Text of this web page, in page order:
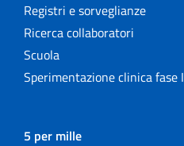
Registri e sorveglianze
Ricerca collaboratori
Scuola
Sperimentazione clinica fase I
5 per mille